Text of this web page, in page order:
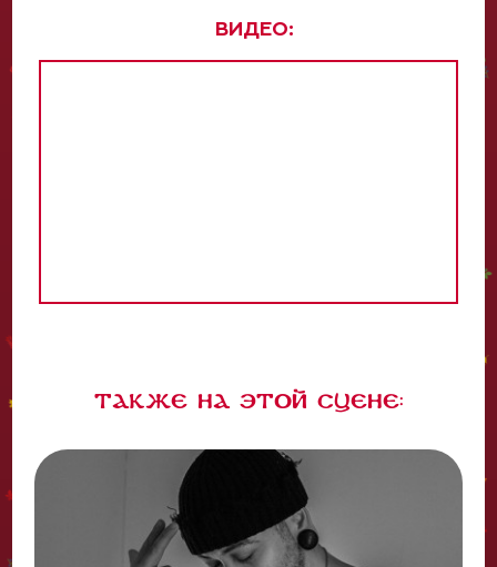
ВИДЕО:
Также на этой сцене: